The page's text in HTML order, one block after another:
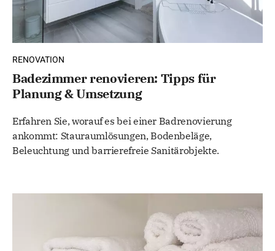
RENOVATION
Badezimmer renovieren: Tipps für
Planung & Umsetzung
Erfahren Sie, worauf es bei einer Badrenovierung
ankommt: Stauraumlösungen, Bodenbeläge,
Beleuchtung und barrierefreie Sanitärobjekte.